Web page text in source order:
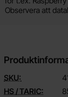
Observera att
SKU:
HS / TARIC: